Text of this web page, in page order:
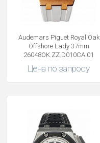
Audemars Piguet Royal Oak
Offshore Lady 37mm
26048OK.ZZ.D010CA.01
Цена по запросу